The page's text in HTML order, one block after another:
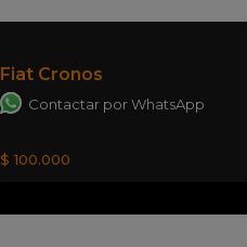
Fiat Cronos
Contactar por WhatsApp
$ 100.000